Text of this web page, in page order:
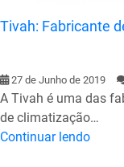
Tivah: Fabricante
27 de Junho de 2019
A Tivah é uma das
de climatização…
Continuar lendo